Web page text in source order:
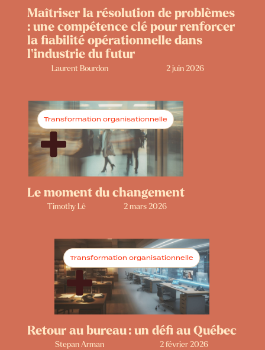
Maîtriser la résolution de problèmes
: une compétence clé pour renforcer
la fiabilité opérationnelle dans
l’industrie du futur
Laurent Bourdon 2 juin 2026
Transformation organisationnelle
Le moment du changement
Timothy Lê 2 mars 2026
Transformation organisationnelle
Retour au bureau : un défi au Québec
Stepan Arman 2 février 2026